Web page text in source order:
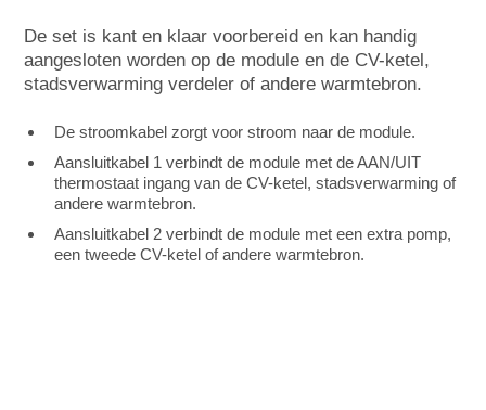
De set is kant en klaar voorbereid en kan handig
aangesloten worden op de module en de CV-ketel,
stadsverwarming verdeler of andere warmtebron.
De stroomkabel zorgt voor stroom naar de module.
Aansluitkabel 1 verbindt de module met de AAN/UIT
thermostaat ingang van de CV-ketel, stadsverwarming of
andere warmtebron.
Aansluitkabel 2 verbindt de module met een extra pomp,
een tweede CV-ketel of andere warmtebron.